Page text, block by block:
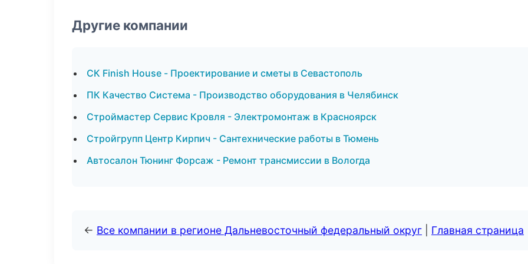
Другие компании
СК Finish House - Проектирование и сметы в Севастополь
ПК Качество Система - Производство оборудования в Челябинск
Строймастер Сервис Кровля - Электромонтаж в Красноярск
Стройгрупп Центр Кирпич - Сантехнические работы в Тюмень
Автосалон Тюнинг Форсаж - Ремонт трансмиссии в Вологда
← Все компании в регионе Дальневосточный федеральный округ Главная страница